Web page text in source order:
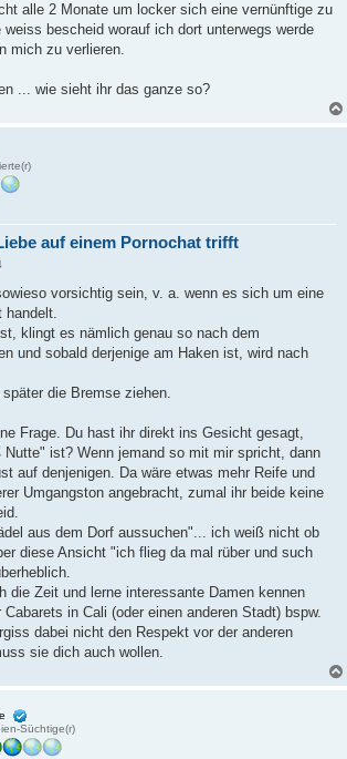
alle 2 Monate um locker sich eine vernünftige zu
bescheid worauf ich dort unterwegs werde
mich zu verlieren.
... wie sieht ihr das ganze so?
auf einem Pornochat trifft
vorsichtig sein, v. a. wenn es sich um eine
klingt es nämlich genau so nach dem
und sobald derjenige am Haken ist, wird nach
die Bremse ziehen.
Frage. Du hast ihr direkt ins Gesicht gesagt,
ist? Wenn jemand so mit mir spricht, dann
auf denjenigen. Da wäre etwas mehr Reife und
Umgangston angebracht, zumal ihr beide keine
aus dem Dorf aussuchen"... ich weiß nicht ob
diese Ansicht "ich flieg da mal rüber und such
die Zeit und lerne interessante Damen kennen
in Cali (oder einen anderen Stadt) bspw.
dabei nicht den Respekt vor der anderen
sie dich auch wollen.
Süchtige(r)